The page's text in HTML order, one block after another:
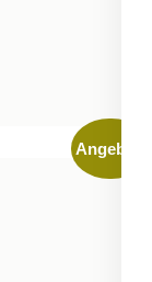
Angebot!